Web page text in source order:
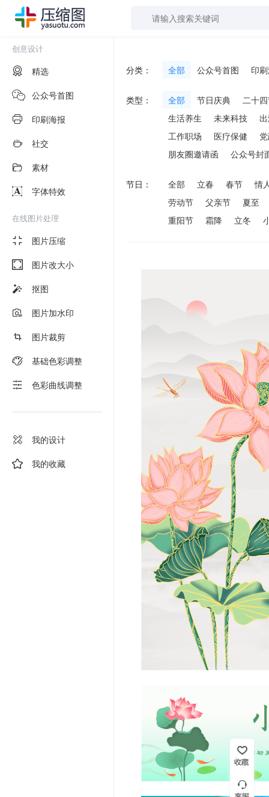
创意设计
精选
公众号首图
印刷海报
社交
素材
字体特效
在线图片处理
图片压缩
图片改大小
抠图
图片加水印
图片裁剪
基础色彩调整
色彩曲线调整
我的设计
我的收藏
分类： 全部 公众号首图 印
类型： 全部 节日庆典
二十
生活养生
未来科技
工作职场
医疗保健
朋友圈邀请函
公众号封
节日： 全部 立春 春节
情
劳动节
父亲节
夏至
重阳节
霜降 立冬